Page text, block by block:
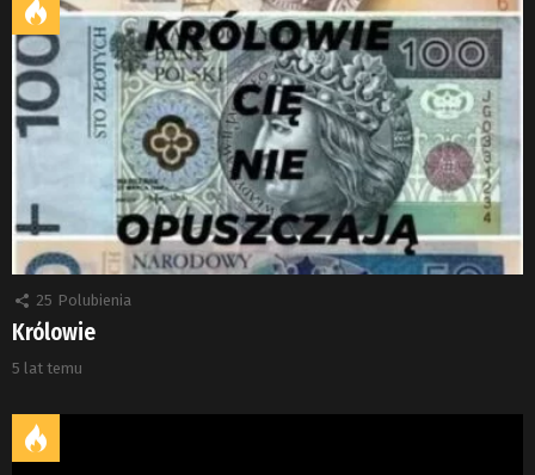
25 Polubienia
Królowie
5 lat temu